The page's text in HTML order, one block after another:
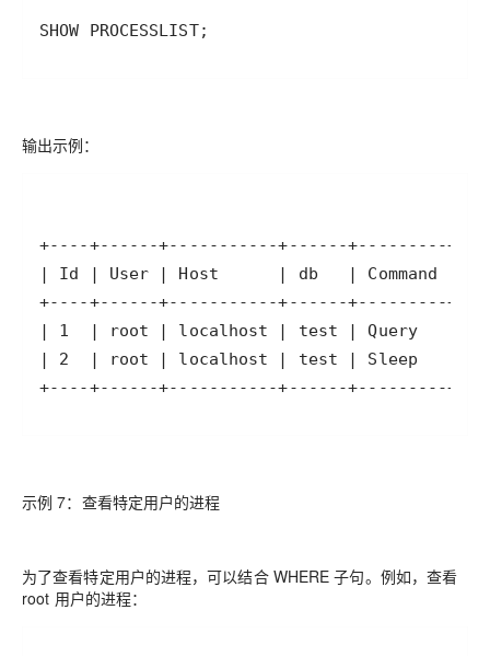
SHOW PROCESSLIST;
输出示例：
+----+------+-----------+------+---------
示例 7：查看特定用户的进程
为了查看特定用户的进程，可以结合 WHERE 子句。例如，查看
root 用户的进程：